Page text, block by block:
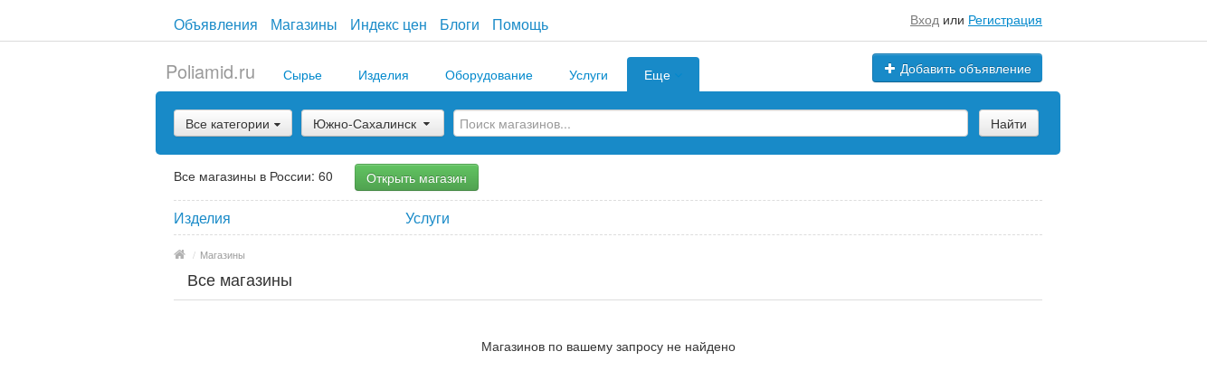
Объявления Магазины Индекс цен Блоги Помощь Вход или Регистрация
Добавить объявление
Poliamid.ru Сырье Изделия Оборудование Услуги Еще
Все категории Южно-Сахалинск Найти
Все магазины в России: 60 Открыть магазин
Изделия Услуги
/ Магазины
Все магазины
Магазинов по вашему запросу не найдено